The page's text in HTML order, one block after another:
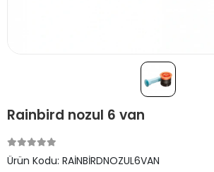
Rainbird nozul 6 van
Ürün Kodu: RAİNBİRDNOZUL6VAN